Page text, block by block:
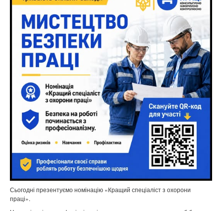
Сьогодні презентуємо номінацію «Кращий спеціаліст з охорони
праці».